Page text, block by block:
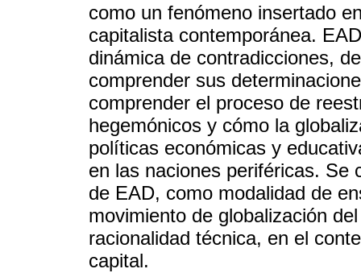
como un fenómeno insertado
capitalista contemporánea.
dinámica de contradicciones,
comprender sus
comprender el proceso de
hegemónicos y cómo la
políticas económicas y
en las naciones periféricas. Se
de EAD, como modalidad de
movimiento de globalización
racionalidad técnica, en el
capital.